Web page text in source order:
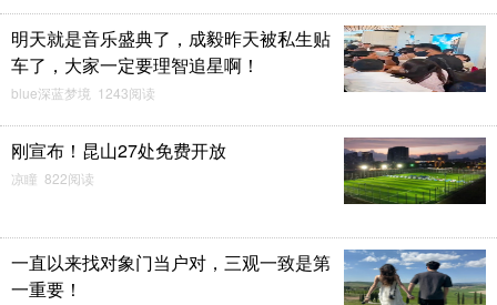
明天就是音乐盛典了，成毅昨天被私生贴
车了，大家一定要理智追星啊！
blue深蓝梦境 1243阅读
刚宣布！昆山27处免费开放
凉瞳 822阅读
一直以来找对象门当户对，三观一致是第
一重要！